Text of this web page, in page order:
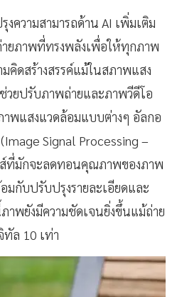
ความสามารถด้าน AI เพิ่มเติม
ยภาพที่ทรงพลังเพื่อให้ทุกภาพ
คิดสร้างสรรค์แม้ในสภาพแสง
วยปรับภาพถ่ายและภาพวีดีโอ
าพแสงแวดล้อมแบบต่างๆ อัลกอ
Signal Processing –
ส์ที่มักจะลดทอนคุณภาพของภาพ
กับปรับปรุงรายละเอียดและ
พยังมีความชัดเจนยิ่งขึ้นแม้ถ่าย
ทัล 10 เท่า